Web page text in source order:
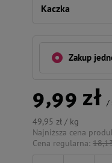
Kaczka
Zakup
9,99 zł /
49,95 zł / kg
Najniższa cena
Cena regularna: